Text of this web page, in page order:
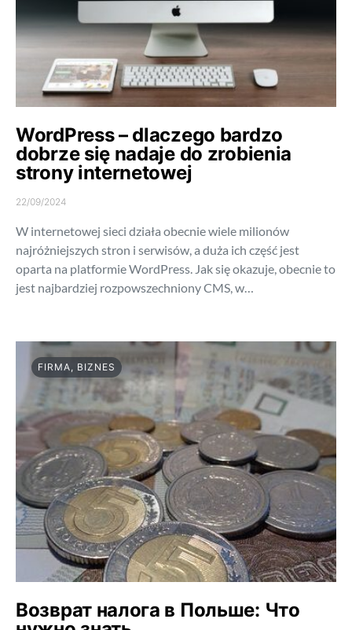
WordPress – dlaczego bardzo
dobrze się nadaje do zrobienia
strony internetowej
22/09/2024
W internetowej sieci działa obecnie wiele milionów
najróżniejszych stron i serwisów, a duża ich część jest
oparta na platformie WordPress. Jak się okazuje, obecnie to
jest najbardziej rozpowszechniony CMS, w…
FIRMA, BIZNES
Возврат налога в Польше: Что